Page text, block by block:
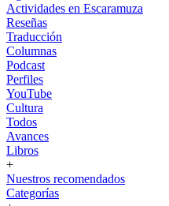
Actividades en Escaramuza
Reseñas
Traducción
Columnas
Podcast
Perfiles
YouTube
Cultura
Todos
Avances
Libros
+
Nuestros recomendados
Categorías